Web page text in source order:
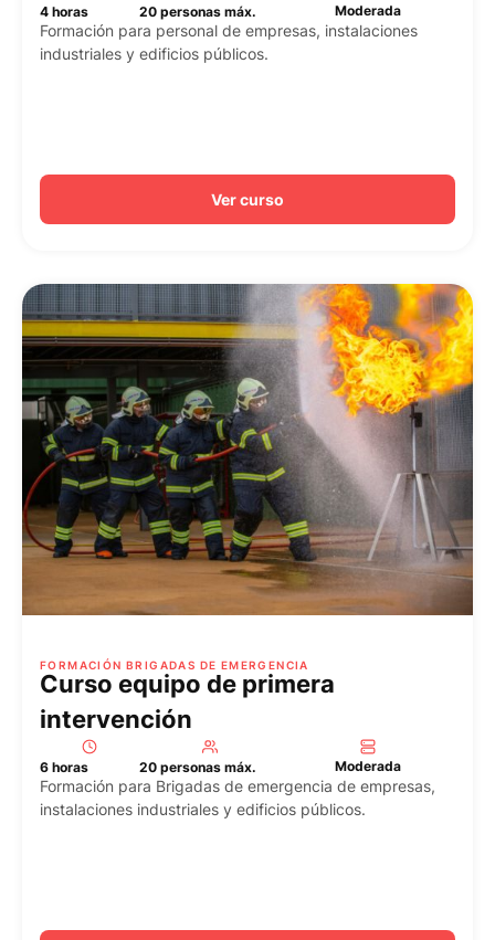
4 horas 20 personas máx. Moderada
Formación para personal de empresas, instalaciones
industriales y edificios públicos.
Ver curso
FORMACIÓN BRIGADAS DE EMERGENCIA
Curso equipo de primera
intervención
6 horas 20 personas máx. Moderada
Formación para Brigadas de emergencia de empresas,
instalaciones industriales y edificios públicos.